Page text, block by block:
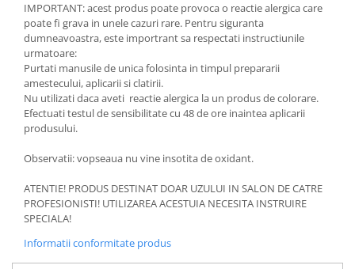
IMPORTANT: acest produs poate provoca o reactie alergica care
poate fi grava in unele cazuri rare. Pentru siguranta
dumneavoastra, este importrant sa respectati instructiunile
urmatoare:
Purtati manusile de unica folosinta in timpul prepararii
amestecului, aplicarii si clatirii.
Nu utilizati daca aveti reactie alergica la un produs de colorare.
Efectuati testul de sensibilitate cu 48 de ore inaintea aplicarii
produsului.
Observatii: vopseaua nu vine insotita de oxidant.
ATENTIE! PRODUS DESTINAT DOAR UZULUI IN SALON DE CATRE
PROFESIONISTI! UTILIZAREA ACESTUIA NECESITA INSTRUIRE
SPECIALA!
Informatii conformitate produs